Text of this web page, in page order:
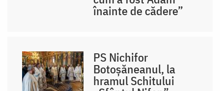
înainte de cădere”
PS Nichifor
Botoșăneanul, la
hramul Schitului